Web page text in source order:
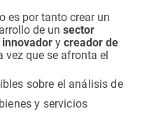
es por tanto crear un
de un sector
innovador y creador de
vez que se afronta el
sobre el análisis de
y servicios